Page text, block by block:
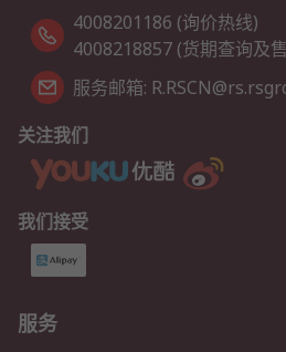
4008201186 (询价热线)
4008218857 (货期查询及
服务邮箱:
关注我们
我们接受
服务